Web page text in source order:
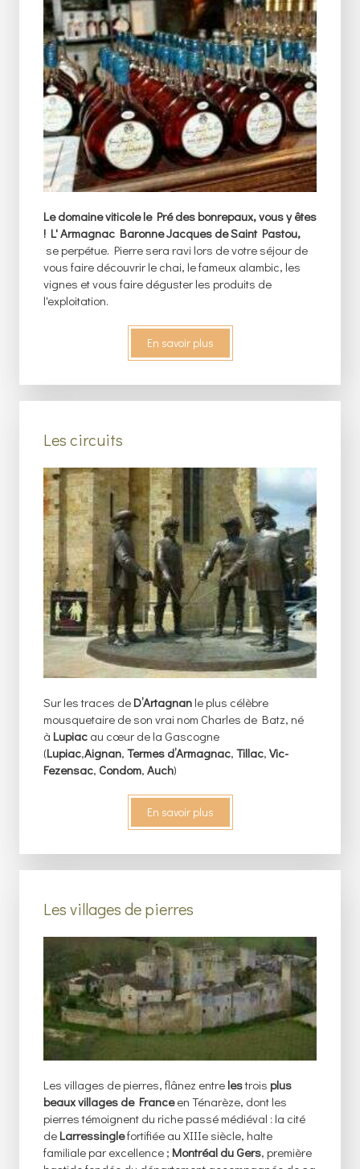
Le domaine viticole le Pré des bonrepaux, vous y êtes
! L' Armagnac Baronne Jacques de Saint Pastou,
se perpétue. Pierre sera ravi lors de votre séjour de
vous faire découvrir le chai, le fameux alambic, les
vignes et vous faire déguster les produits de
l'exploitation.
En savoir plus
Les circuits
Sur les traces de D’Artagnan le plus célèbre
mousquetaire de son vrai nom Charles de Batz, né
à Lupiac au cœur de la Gascogne
(Lupiac,Aignan, Termes d’Armagnac, Tillac, Vic-
Fezensac, Condom, Auch)
En savoir plus
Les villages de pierres
Les villages de pierres, flânez entre lestrois plus
beaux villages de Franceen Ténarèze, dont les
pierres témoignent du riche passé médiéval : la cité
de Larressinglefortifiée au XIIIe siècle, halte
familiale par excellence ; Montréal du Gers, première